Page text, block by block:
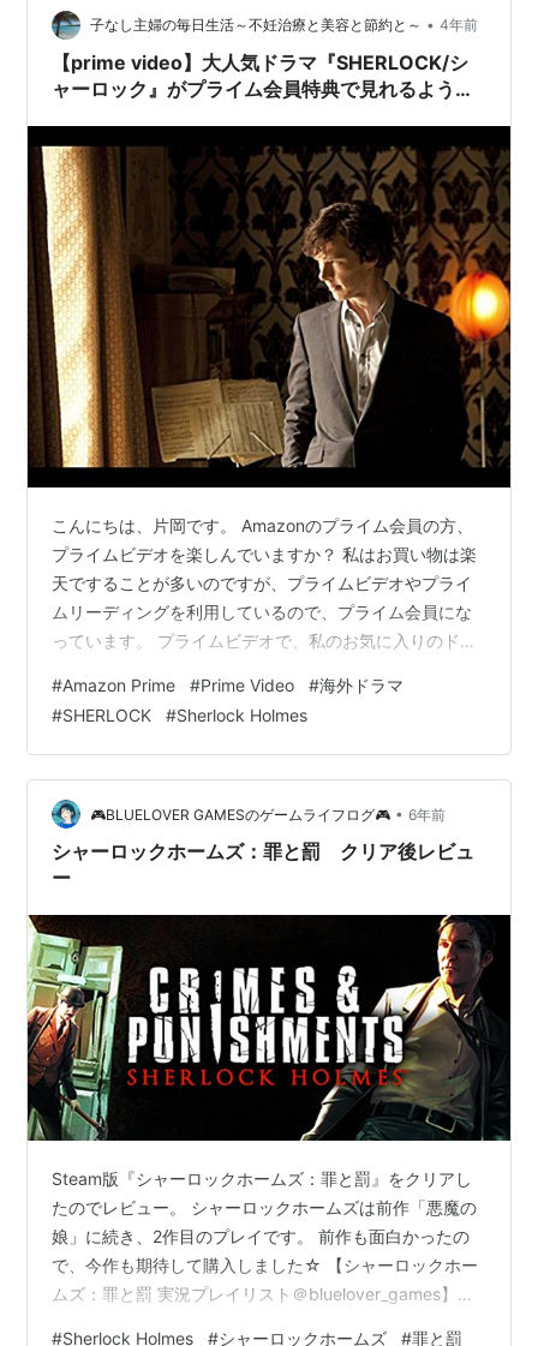
子なし主婦の毎日生活～不妊治療と美容と節約と～ • 4年前
【prime video】大人気ドラマ『SHERLOCK/シ
ャーロック』がプライム会員特典で見れるように
こんにちは、片岡です。 Amazonのプライム会員の方、
プライムビデオを楽しんでいますか？ 私はお買い物は楽
天ですることが多いのですが、プライムビデオやプライ
ムリーディングを利用しているので、プライム会員にな
っています。 プライムビデオで、私のお気に入りのドラ
す。 『SHERLOCK/シャーロック』です！！ 2010年のド
ラマですが、10年以上前のドラマとは思えない・・。今
見ても世界観に引き込まれます！ 主演のシャーロックホ
ームズ役は、映画『ドクターストレンジ』や『イミテー
ション・ゲーム/エニグマと天才数学者の秘密』で主演を
務めたベネディクト・…
#Amazon Prime #Prime Video #海外ドラマ
#SHERLOCK #Sherlock Holmes
🎮BLUELOVER GAMESのゲームライフログ🎮 • 6年前
シャーロックホームズ：罪と罰 クリア後レビュ
ー
Steam版『シャーロックホームズ：罪と罰』をクリアし
たのでレビュー。 シャーロックホームズは前作「悪魔の
娘」に続き、2作目のプレイです。 前作も面白かったの
で、今作も期待して購入しました☆ 【シャーロックホー
ムズ：罪と罰 実況プレイリスト＠bluelover_games】
#Sherlock Holmes #シャーロックホームズ #罪と罰